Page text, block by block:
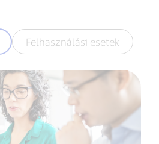
Felhasználási esetek